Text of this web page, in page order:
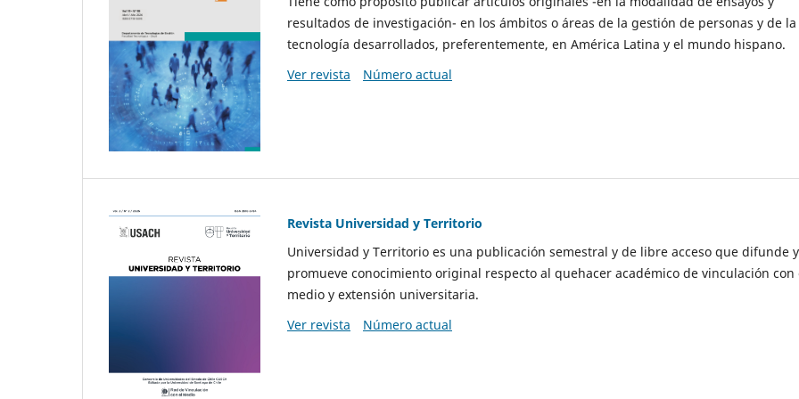
resultados de investigación- en los ámbitos o áreas de la gestión de personas y de la
tecnología desarrollados, preferentemente, en América Latina y el mundo hispano.
Ver revista
Número actual
Revista Universidad y Territorio
Universidad y Territorio es una publicación semestral y de libre acceso que difunde y
promueve conocimiento original respecto al quehacer académico de vinculación con
medio y extensión universitaria.
Ver revista
Número actual